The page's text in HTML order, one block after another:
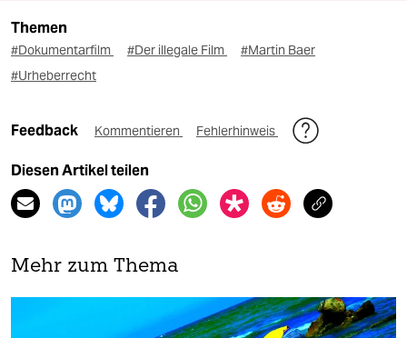
Themen
#Dokumentarfilm #Der illegale Film
#Martin Baer
#Urheberrecht
Feedback Kommentieren Fehlerhinweis
Diesen Artikel teilen
Mehr zum Thema